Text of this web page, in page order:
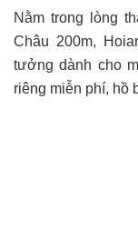
Nằm trong lòng
Châu 200m,
tưởng dành cho
riêng miễn phí, hồ